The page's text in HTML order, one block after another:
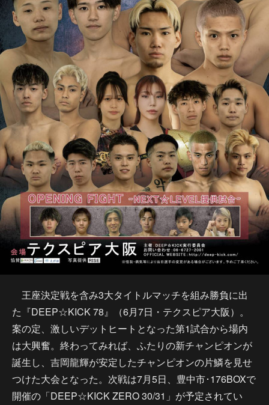
王座決定戦を含み3大タイトルマッチを組み勝負に出
た『DEEP☆KICK 78』（6月7日・テクスピア大阪）。
案の定、激しいデットヒートとなった第1試合から場内
は大興奮。終わってみれば、ふたりの新チャンピオンが
誕生し、吉岡龍輝が安定したチャンピオンの片鱗を見せ
つけた大会となった。次戦は7月5日、豊中市･176BOXで
開催の「DEEP☆KICK ZERO 30/31」が予定されてい